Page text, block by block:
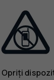
Opriți